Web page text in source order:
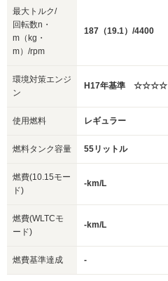
最大トルク/
回転数n・
m（kg・
m）/rpm
187（19.1）/4400
環境対策エンジ
ン
H17年基準 ☆☆☆☆
使用燃料 レギュラー
燃料タンク容量 55リットル
燃費(10.15モー
ド)
-km/L
燃費(WLTCモ
ード)
-km/L
燃費基準達成 -